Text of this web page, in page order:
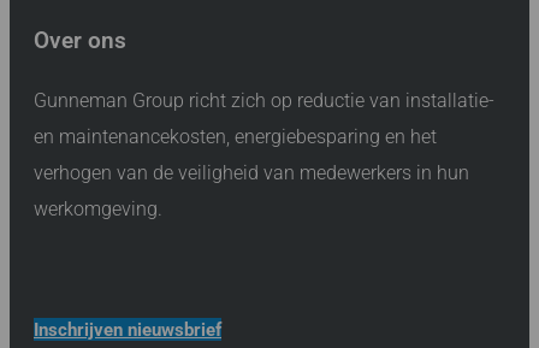
Over ons
Gunneman Group richt zich op reductie van installatie-
en maintenancekosten, energiebesparing en het
verhogen van de veiligheid van medewerkers in hun
werkomgeving.
Inschrijven nieuwsbrief